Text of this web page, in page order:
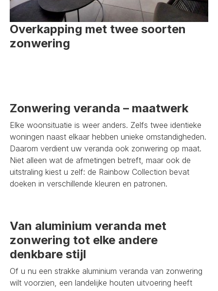
Overkapping met twee soorten
zonwering
Zonwering veranda – maatwerk
Elke woonsituatie is weer anders. Zelfs twee identieke
woningen naast elkaar hebben unieke omstandigheden.
Daarom verdient uw veranda ook zonwering op maat.
Niet alleen wat de afmetingen betreft, maar ook de
uitstraling kiest u zelf: de Rainbow Collection bevat
doeken in verschillende kleuren en patronen.
Van aluminium veranda met
zonwering tot elke andere
denkbare stijl
Of u nu een strakke aluminium veranda van zonwering
wilt voorzien, een landelijke houten uitvoering heeft